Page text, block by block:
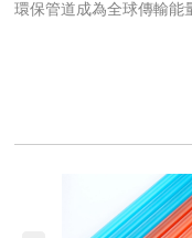
環保管道成為全球傳輸能